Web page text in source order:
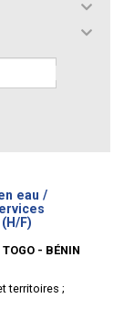
eau /
F)
TOGO - BÉNIN
territoires ;